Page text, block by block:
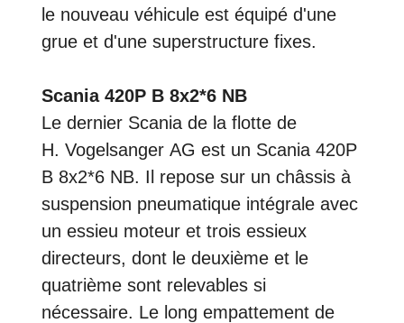
le nouveau véhicule est équipé d'une
grue et d'une superstructure fixes.
Scania 420P B 8x2*6 NB
Le dernier Scania de la flotte de
H. Vogelsanger AG est un Scania 420P
B 8x2*6 NB. Il repose sur un châssis à
suspension pneumatique intégrale avec
un essieu moteur et trois essieux
directeurs, dont le deuxième et le
quatrième sont relevables si
nécessaire. Le long empattement de